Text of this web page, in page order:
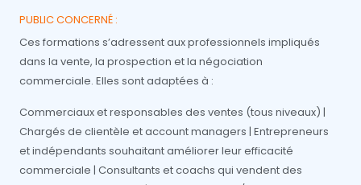
PUBLIC CONCERNÉ :
Ces formations s’adressent aux professionnels impliqués
dans la vente, la prospection et la négociation
commerciale. Elles sont adaptées à :
Commerciaux et responsables des ventes (tous niveaux) |
Chargés de clientèle et account managers | Entrepreneurs
et indépendants souhaitant améliorer leur efficacité
commerciale | Consultants et coachs qui vendent des